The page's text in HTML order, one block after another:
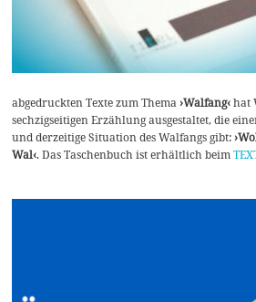
abgedruckten Texte zum Thema›Walfang‹hat
sechzigseitigen Erzählung ausgestaltet, die
und derzeitige Situation des Walfangs gibt:
Wal‹. Das Taschenbuch ist erhältlich beim